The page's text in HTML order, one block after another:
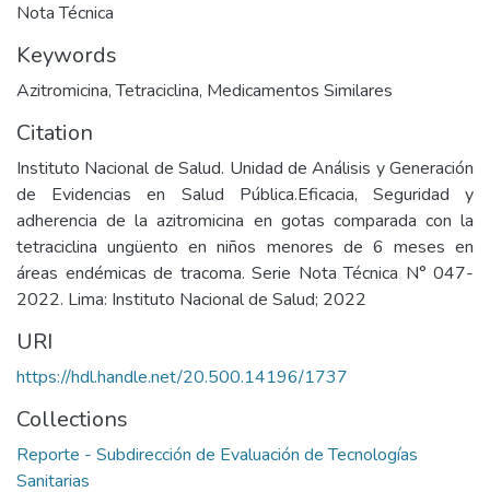
Nota Técnica
Keywords
Azitromicina,Tetraciclina, Medicamentos Similares
Citation
Instituto Nacional de Salud. Unidad de Análisis y Generación
de Evidencias en Salud Pública.Eficacia, Seguridad y
adherencia de la azitromicina en gotas comparada con la
tetraciclina ungüento en niños menores de 6 meses en
áreas endémicas de tracoma. Serie Nota Técnica N° 047-
2022. Lima: Instituto Nacional de Salud; 2022
URI
https://hdl.handle.net/20.500.14196/1737
Collections
Reporte - Subdirección de Evaluación de Tecnologías
Sanitarias